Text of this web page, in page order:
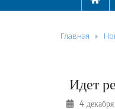
Главная
Идет
4